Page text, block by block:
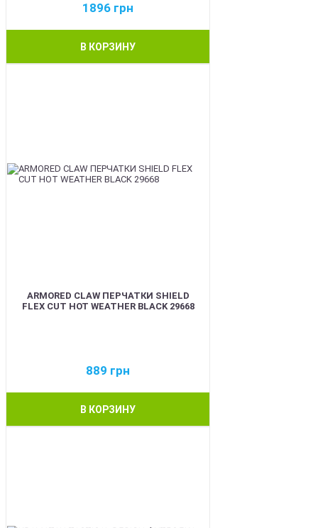
1896 грн
В КОРЗИНУ
ARMORED CLAW ПЕРЧАТКИ SHIELD
FLEX CUT HOT WEATHER BLACK 29668
889 грн
В КОРЗИНУ